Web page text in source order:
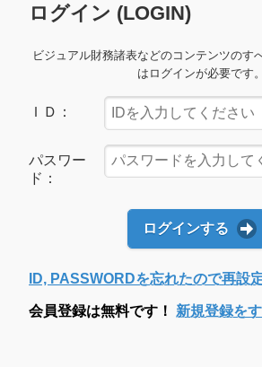
ログイン (LOGIN)
ビジュアル財務諸表などのコンテンツのす
はログインが必要です。
ＩＤ：
パスワー
ド：
ログインする
ID, PASSWORDを忘れたので再設
会員登録は無料です！ 新規登録を